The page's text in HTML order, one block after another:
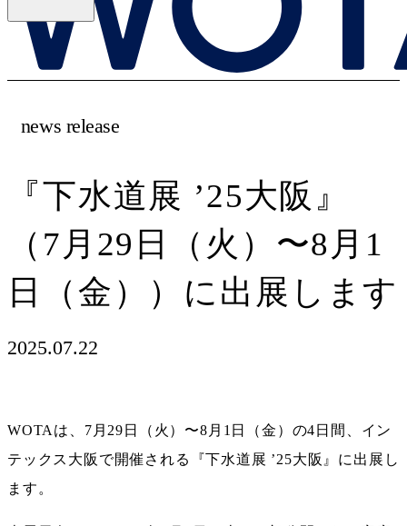
news release
『下水道展 ’25大阪』
（7月29日（火）〜8月1
日（金））に出展します
2025.07.22
WOTAは、7月29日（火）〜8月1日（金）の4日間、イン
テックス大阪で開催される『下水道展 ’25大阪』に出展し
ます。